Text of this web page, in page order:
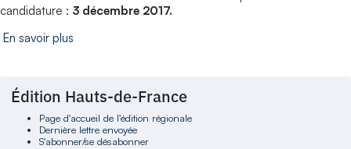
candidature : 3 décembre 2017.
En savoir plus
Édition Hauts-de-France
Page d'accueil de l'édition régionale
Dernière lettre envoyée
S'abonner/se désabonner